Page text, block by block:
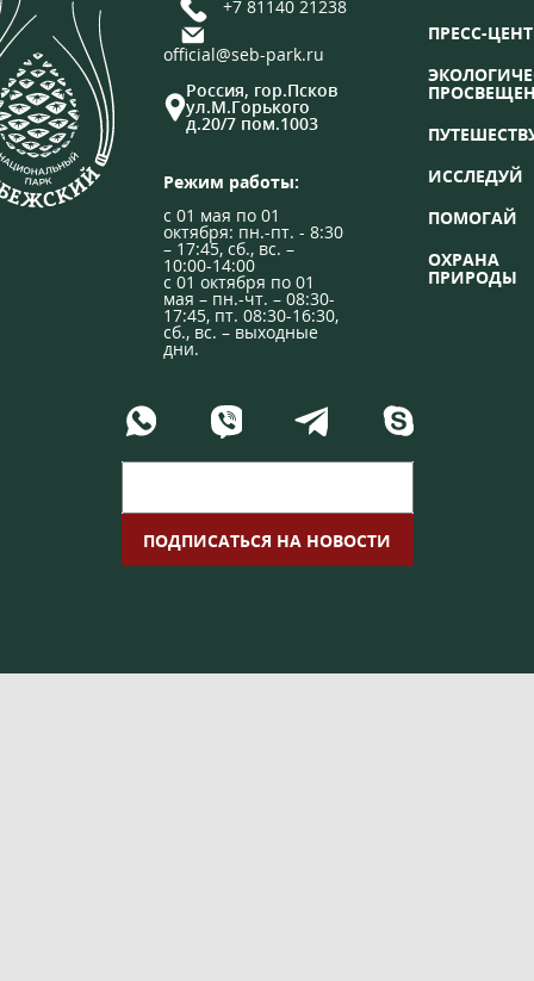
+7 81140 21238
official@seb-park.ru
Россия, гор.Псков
ул.М.Горького
д.20/7 пом.1003
Режим работы:
с 01 мая по 01
октября: пн.-пт. - 8:30
– 17:45, сб., вс. –
10:00-14:00
с 01 октября по 01
мая – пн.-чт. – 08:30-
17:45, пт. 08:30-16:30,
сб., вс. – выходные
дни.
ПРЕСС-
ИССЛЕДУЙ
ПОМОГАЙ
ОХРАНА
ПРИРОДЫ